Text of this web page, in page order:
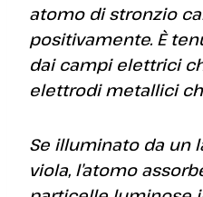
atomo di stronzio
positivamente. È
dai campi elettrici
elettrodi metallici
Se illuminato da un
viola, l’atomo